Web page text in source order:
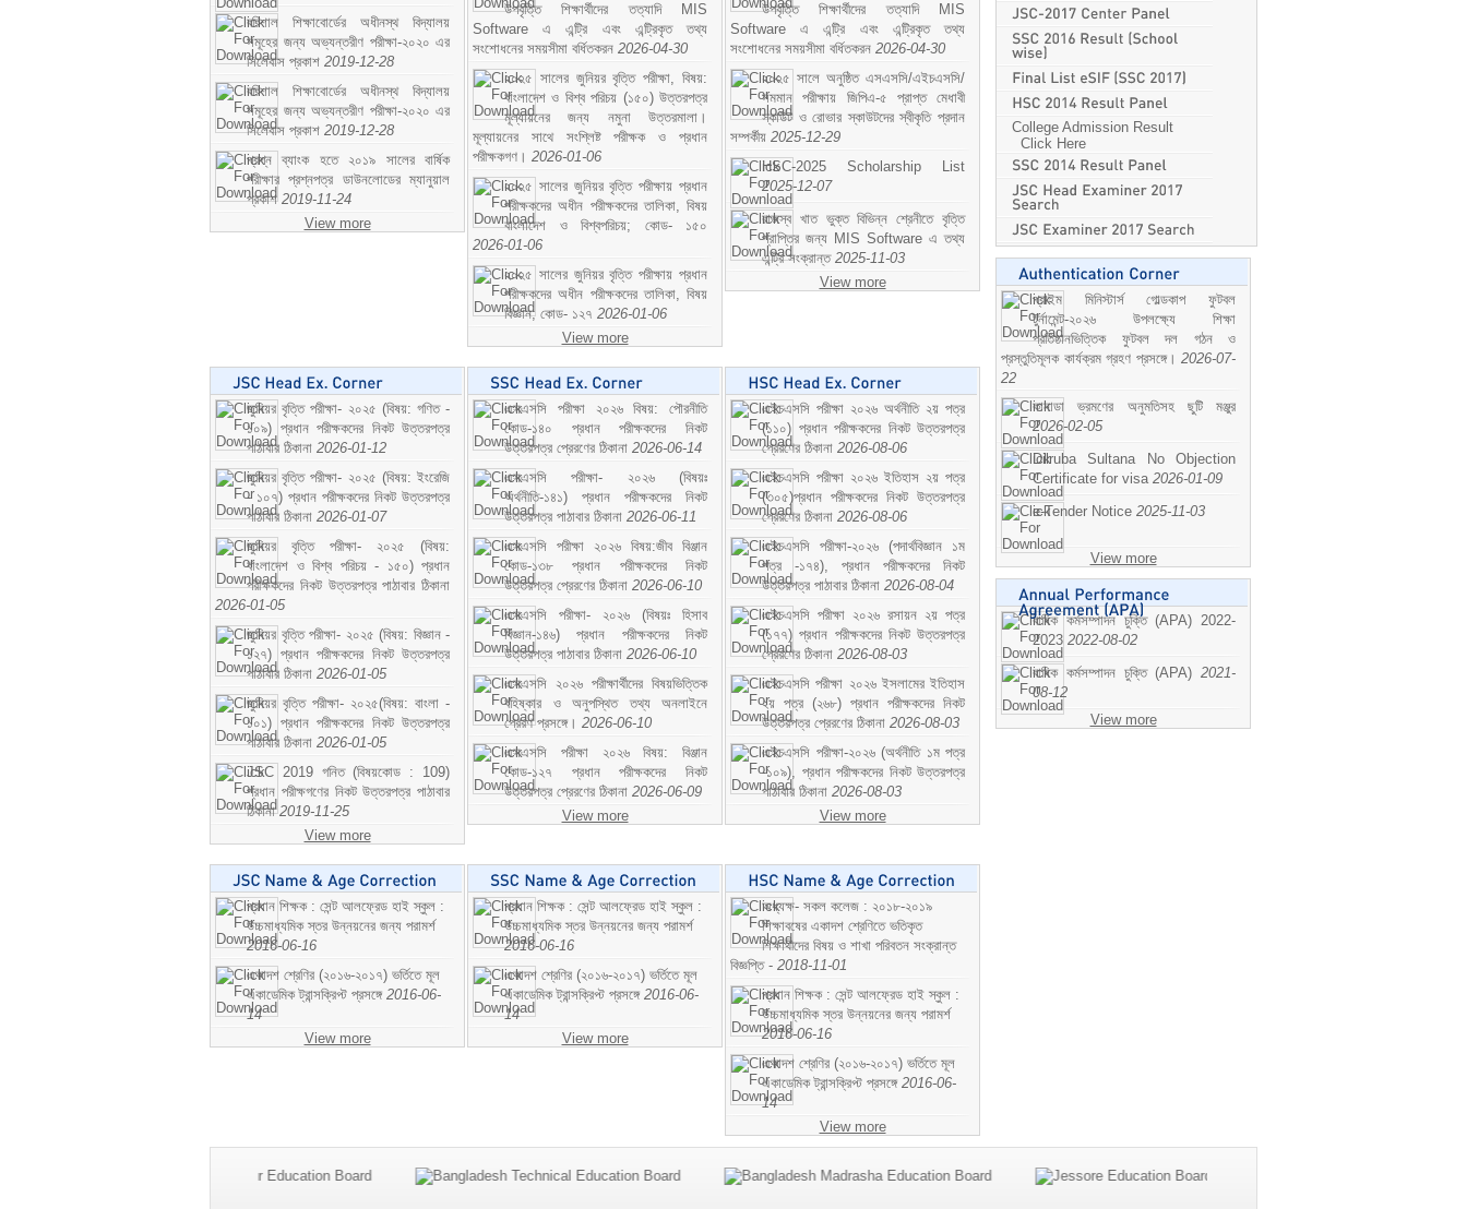
বরিশাল শিক্ষাবোর্ডের অধীনস্থ বিদ্যালয়
সমূহের জন্য অভ্যন্তরীণ পরীক্ষা-২০২০ এর
সিলেবাস প্রকাশ 2019-12-28
বরিশাল শিক্ষাবোর্ডের অধীনস্থ বিদ্যালয়
সমূহের জন্য অভ্যন্তরীণ পরীক্ষা-২০২০ এর
সিলেবাস প্রকাশ 2019-12-28
প্রশ্ন ব্যাংক হতে ২০১৯ সালের বার্ষিক
পরীক্ষার প্রশ্নপত্র ডাউনলোডের ম্যানুয়াল
প্রকাশ 2019-11-24
View more
উপবৃত্তি শিক্ষার্থীদের তত্যাদি MIS
Software এ এন্ট্রি এবং এন্ট্রিকৃত তথ্য
সংশোধনের সময়সীমা বর্ধিতকরন 2026-04-30
২০২৫ সালের জুনিয়র বৃত্তি পরীক্ষা, বিষয়:
বাংলাদেশ ও বিশ্ব পরিচয় (১৫০) উত্তরপত্র
মূল্যায়নের জন্য নমুনা উত্তরমালা।
মূল্যায়নের সাথে সংশ্লিষ্ট পরীক্ষক ও প্রধান
পরীক্ষকগণ। 2026-01-06
২০২৫ সালের জুনিয়র বৃত্তি পরীক্ষায় প্রধান
পরীক্ষকদের অধীন পরীক্ষকদের তালিকা, বিষয়
বাংলাদেশ ও বিশ্বপরিচয়; কোড- ১৫০
2026-01-06
২০২৫ সালের জুনিয়র বৃত্তি পরীক্ষায় প্রধান
পরীক্ষকদের অধীন পরীক্ষকদের তালিকা, বিষয়
বিজ্ঞান; কোড- ১২৭ 2026-01-06
View more
উপবৃত্তি শিক্ষার্থীদের তত্যাদি MIS
Software এ এন্ট্রি এবং এন্ট্রিকৃত তথ্য
সংশোধনের সময়সীমা বর্ধিতকরন 2026-04-30
২০২৫ সালে অনুষ্ঠিত এসএসসি/এইচএসসি/
সমমান পরীক্ষায় জিপিএ-৫ প্রাপ্ত মেধাবী
স্কাউট ও রোভার স্কাউটদের স্বীকৃতি প্রদান
সম্পর্কীয় 2025-12-29
HSC-2025 Scholarship List
2025-12-07
রাজস্ব খাত ভুক্ত বিভিন্ন শ্রেনীতে বৃত্তি
প্রাপ্তির জন্য MIS Software এ তথ্য
এন্ট্রি সংক্রান্ত 2025-11-03
View more
জুনিয়র বৃত্তি পরীক্ষা- ২০২৫ (বিষয়: গণিত -
১০৯) প্রধান পরীক্ষকদের নিকট উত্তরপত্র
পাঠাবার ঠিকানা 2026-01-12
জুনিয়র বৃত্তি পরীক্ষা- ২০২৫ (বিষয়: ইংরেজি
- ১০৭) প্রধান পরীক্ষকদের নিকট উত্তরপত্র
পাঠাবার ঠিকানা 2026-01-07
জুনিয়র বৃত্তি পরীক্ষা- ২০২৫ (বিষয়:
বাংলাদেশ ও বিশ্ব পরিচয় - ১৫০) প্রধান
পরীক্ষকদের নিকট উত্তরপত্র পাঠাবার ঠিকানা
2026-01-05
জুনিয়র বৃত্তি পরীক্ষা- ২০২৫ (বিষয়: বিজ্ঞান -
১২৭) প্রধান পরীক্ষকদের নিকট উত্তরপত্র
পাঠাবার ঠিকানা 2026-01-05
জুনিয়র বৃত্তি পরীক্ষা- ২০২৫(বিষয়: বাংলা -
১০১) প্রধান পরীক্ষকদের নিকট উত্তরপত্র
পাঠাবার ঠিকানা 2026-01-05
JSC 2019 গনিত (বিষয়কোড : 109)
প্রধান পরীক্ষগণের নিকট উত্তরপত্র পাঠাবার
ঠিকানা2019-11-25
View more
এসএসসি পরীক্ষা ২০২৬ বিষয়: পৌরনীতি
কোড-১৪০ প্রধান পরীক্ষকদের নিকট
উত্তরপত্র প্রেরণের ঠিকানা 2026-06-14
এসএসসি পরীক্ষা- ২০২৬ (বিষয়ঃ
অর্থনীতি-১৪১) প্রধান পরীক্ষকদের নিকট
উত্তরপত্র পাঠাবার ঠিকানা 2026-06-11
এসএসসি পরীক্ষা ২০২৬ বিষয়:জীব বিঞ্জান
কোড-১৩৮ প্রধান পরীক্ষকদের নিকট
উত্তরপত্র প্রেরণের ঠিকানা 2026-06-10
এসএসসি পরীক্ষা- ২০২৬ (বিষয়ঃ হিসাব
বিজ্ঞান-১৪৬) প্রধান পরীক্ষকদের নিকট
উত্তরপত্র পাঠাবার ঠিকানা 2026-06-10
এসএসসি ২০২৬ পরীক্ষার্থীদের বিষয়ভিত্তিক
বহিষ্কার ও অনুপস্থিত তথ্য অনলাইনে
প্রেরণ প্রসঙ্গে। 2026-06-10
এসএসসি পরীক্ষা ২০২৬ বিষয়: বিঞ্জান
কোড-১২৭ প্রধান পরীক্ষকদের নিকট
উত্তরপত্র প্রেরণের ঠিকানা 2026-06-09
View more
এইচএসসি পরীক্ষা ২০২৬ অর্থনীতি ২য় পত্র
(১১০) প্রধান পরীক্ষকদের নিকট উত্তরপত্র
প্রেরণের ঠিকানা 2026-08-06
এইচএসসি পরীক্ষা ২০২৬ ইতিহাস ২য় পত্র
(৩০৫)প্রধান পরীক্ষকদের নিকট উত্তরপত্র
প্রেরণের ঠিকানা 2026-08-06
এইচএসসি পরীক্ষা-২০২৬ (পদার্থবিজ্ঞান ১ম
পত্র -১৭৪), প্রধান পরীক্ষকদের নিকট
উত্তরপত্র পাঠাবার ঠিকানা 2026-08-04
এইচএসসি পরীক্ষা ২০২৬ রসায়ন ২য় পত্র
(১৭৭) প্রধান পরীক্ষকদের নিকট উত্তরপত্র
প্রেরণের ঠিকানা 2026-08-03
এইচএসসি পরীক্ষা ২০২৬ ইসলামের ইতিহাস
২য় পত্র (২৬৮) প্রধান পরীক্ষকদের নিকট
উত্তরপত্র প্রেরণের ঠিকানা 2026-08-03
এইচএসসি পরীক্ষা-২০২৬ (অর্থনীতি ১ম পত্র
-১০৯), প্রধান পরীক্ষকদের নিকট উত্তরপত্র
পাঠাবার ঠিকানা 2026-08-03
View more
প্রধান শিক্ষক : সেন্ট আলফ্রেড হাই স্কুল :
উচ্চমাধ্যমিক স্তর উন্নয়নের জন্য পরামর্শ
2016-06-16
একাদশ শ্রেণির (২০১৬-২০১৭) ভর্তিতে মূল
একাডেমিক ট্রান্সক্রিপ্ট প্রসঙ্গে 2016-06-
14
View more
প্রধান শিক্ষক : সেন্ট আলফ্রেড হাই স্কুল :
উচ্চমাধ্যমিক স্তর উন্নয়নের জন্য পরামর্শ
2016-06-16
একাদশ শ্রেণির (২০১৬-২০১৭) ভর্তিতে মূল
একাডেমিক ট্রান্সক্রিপ্ট প্রসঙ্গে 2016-06-
14
View more
অধ্যক্ষ- সকল কলেজ : ২০১৮-২০১৯
শিক্ষাবষের একাদশ শ্রেণিতে ভতিকৃত
শিক্ষাথীদের বিষয় ও শাখা পরিবতন সংক্রান্ত
বিজ্ঞপ্তি - 2018-11-01
প্রধান শিক্ষক : সেন্ট আলফ্রেড হাই স্কুল :
উচ্চমাধ্যমিক স্তর উন্নয়নের জন্য পরামর্শ
2016-06-16
একাদশ শ্রেণির (২০১৬-২০১৭) ভর্তিতে মূল
একাডেমিক ট্রান্সক্রিপ্ট প্রসঙ্গে 2016-06-
14
View more
College Admission Result
Click Here
প্রাইম মিনিস্টার্স গোল্ডকাপ ফুটবল
টুর্নামেন্ট-২০২৬ উপলক্ষ্যে শিক্ষা
প্রতিষ্ঠানভিত্তিক ফুটবল দল গঠন ও
প্রস্তুতিমূলক কার্যক্রম গ্রহণ প্রসঙ্গে। 2026-07-
22
কানাডা ভ্রমণের অনুমতিসহ ছুটি মঞ্জুর
2026-02-05
Dilruba Sultana No Objection
Certificate for visa 2026-01-09
e-Tender Notice 2025-11-03
View more
বাষিক কর্মসম্পাদন চুক্তি (APA) 2022-
2023 2022-08-02
বাষিক কর্মসম্পাদন চুক্তি (APA) 2021-
08-12
View more